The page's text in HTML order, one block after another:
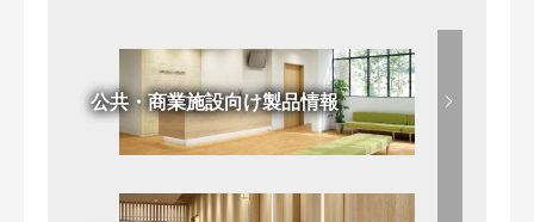
公共・商業施設向け製品情報